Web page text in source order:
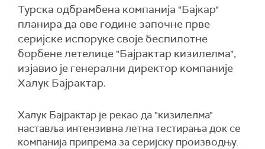
Турска одбрамбена компанија "Бајкар"
планира да ове године започне прве
серијске испоруке своје беспилотне
борбене летелице "Бајрактар кизилелма",
изјавио је генерални директор компаније
Халук Бајрактар.
Халук Бајрактар је рекао да "кизилелма"
наставља интензивна летна тестирања док се
компанија припрема за серијску производњу.